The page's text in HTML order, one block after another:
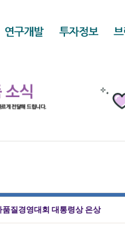
질경영대회 대통령상 은상